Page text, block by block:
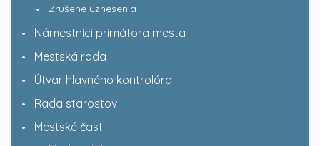
Zrušené uznesenia
Námestníci primátora mesta
Mestská rada
Útvar hlavného kontrolóra
Rada starostov
Mestské časti